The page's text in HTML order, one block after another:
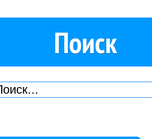
Поиск